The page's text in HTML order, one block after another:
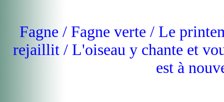
Fagne / Fagne verte / Le
rejaillit / L'oiseau y chante et
est à